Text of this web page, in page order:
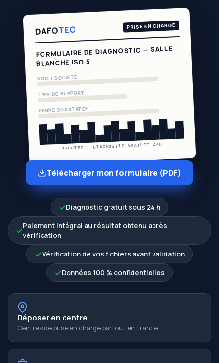
DAFOTEC PRISE EN CHARGE
FORMULAIRE DE DIAGNOSTIC — SALLE
BLANCHE ISO 5
NOM / SOCIÉTÉ
TYPE DE SUPPORT
PANNE CONSTATÉE
DAFOTEC · DIAGNOSTIC GRATUIT 24H
Télécharger mon formulaire (PDF)
Diagnostic gratuit sous 24 h
Paiement intégral au résultat obtenu après
vérification
Vérification de vos fichiers avant validation
Données 100 % confidentielles
Déposer en centre
Centres de prise en charge partout en France.